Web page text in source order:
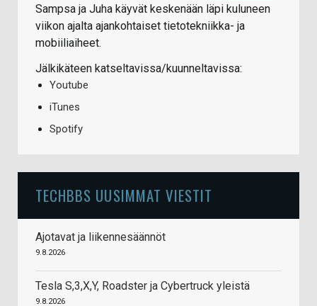
Sampsa ja Juha käyvät keskenään läpi kuluneen
viikon ajalta ajankohtaiset tietotekniikka- ja
mobiiliaiheet.
Jälkikäteen katseltavissa/kuunneltavissa:
Youtube
iTunes
Spotify
TECHBBS UUSIMMAT VIESTIT
Ajotavat ja liikennesäännöt
9.8.2026
Tesla S,3,X,Y, Roadster ja Cybertruck yleistä
9.8.2026